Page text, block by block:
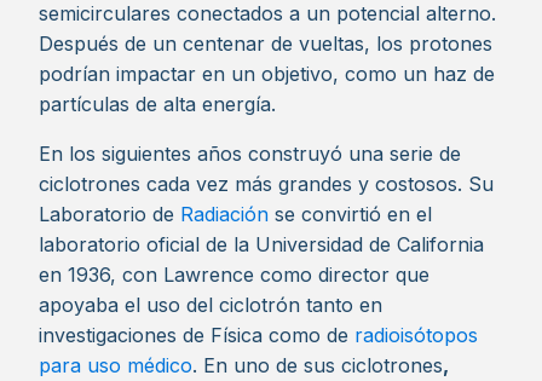
semicirculares conectados a un potencial alterno.
Después de un centenar de vueltas, los protones
podrían impactar en un objetivo, como un haz de
partículas de alta energía.
En los siguientes años construyó una serie de
ciclotrones cada vez más grandes y costosos. Su
Laboratorio de Radiación se convirtió en el
laboratorio oficial de la Universidad de California
en 1936, con Lawrence como director que
apoyaba el uso del ciclotrón tanto en
investigaciones de Física como de radioisótopos
para uso médico. En uno de sus ciclotrones,